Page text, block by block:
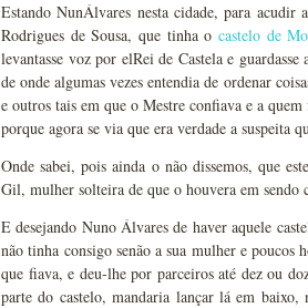
Estando NunÁlvares nesta cidade, para acudir
Rodrigues de Sousa, que tinha ocastelo de
levantasse voz por elRei de Castela e
de onde algumas vezes entendia de ordenar
e outros tais em que o Mestre confiava e a
porque agora se via que era verdade a suspeita
Onde sabei, pois ainda o não dissemos, que
Gil, mulher solteira de que o houvera em sendo
E desejando Nuno Álvares de haver aquele
não tinha consigo senão a sua mulher e
que fiava, e deu-lhe por parceiros até dez ou
parte do castelo, mandaria lançar lá em baixo,